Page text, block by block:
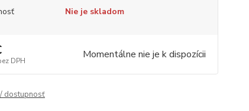
Nie je skladom
DPH Momentálne nie je k dispozícii
dostupnosť